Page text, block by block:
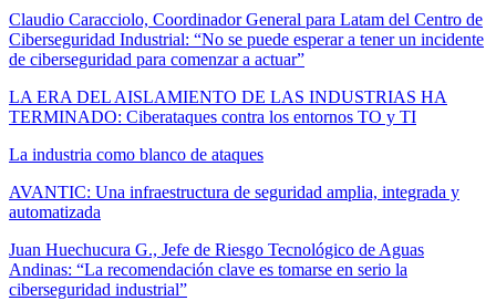
Claudio Caracciolo, Coordinador General para Latam del Centro de
Ciberseguridad Industrial: “No se puede esperar a tener un incidente
de ciberseguridad para comenzar a actuar”
LA ERA DEL AISLAMIENTO DE LAS INDUSTRIAS HA
TERMINADO: Ciberataques contra los entornos TO y TI
La industria como blanco de ataques
AVANTIC: Una infraestructura de seguridad amplia, integrada y
automatizada
Juan Huechucura G., Jefe de Riesgo Tecnológico de Aguas
Andinas: “La recomendación clave es tomarse en serio la
ciberseguridad industrial”